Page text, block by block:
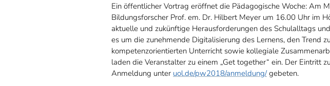
Ein öffentlicher Vortrag eröffnet die Pädagogische Woche: Am
Bildungsforscher Prof. em. Dr. Hilbert Meyer um 16.00 Uhr im
aktuelle und zukünftige Herausforderungen des Schulalltags
es um die zunehmende Digitalisierung des Lernens, den Trend
kompetenzorientierten Unterricht sowie kollegiale
laden die Veranstalter zu einem „Get together“ ein. Der Eintritt
Anmeldung unter uol.de/pw2018/anmeldung/gebeten.